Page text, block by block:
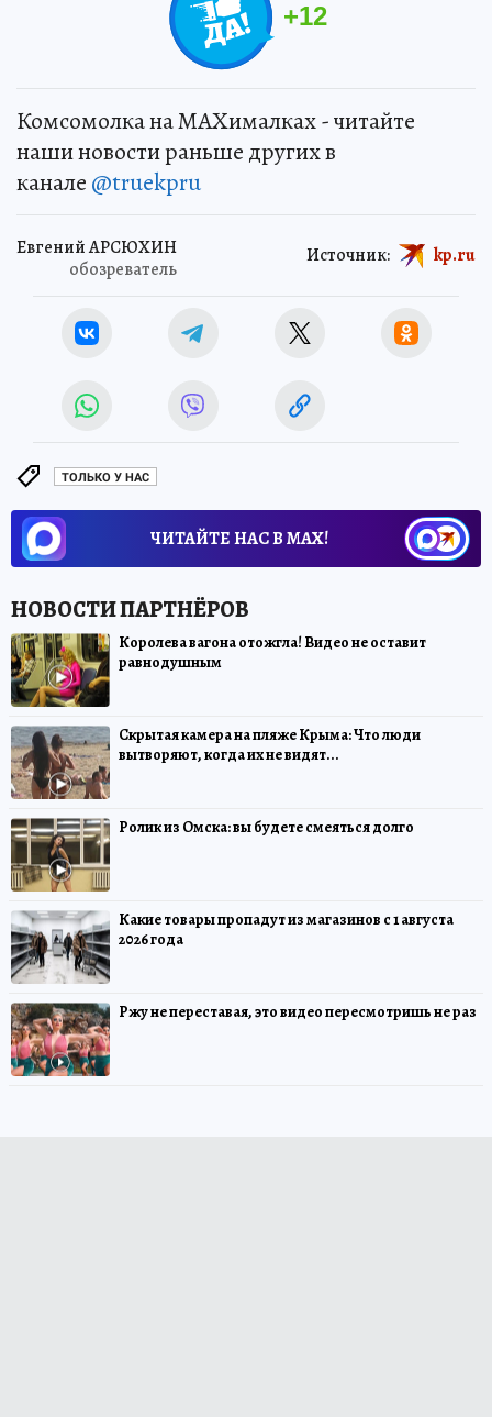
+12
Комсомолка на MAXималках - читайте
наши новости раньше других в
канале @truekpru
Евгений АРСЮХИН
обозреватель
Источник: kp.ru
ТОЛЬКО У НАС
ЧИТАЙТЕ НАС В МАХ!
Королева вагона отожгла! Видео не оставит
равнодушным
Скрытая камера на пляже Крыма: Что люди
вытворяют, когда их не видят...
Ролик из Омска: вы будете смеяться долго
Какие товары пропадут из магазинов с 1 августа
2026 года
Ржу не переставая, это видео пересмотришь не раз